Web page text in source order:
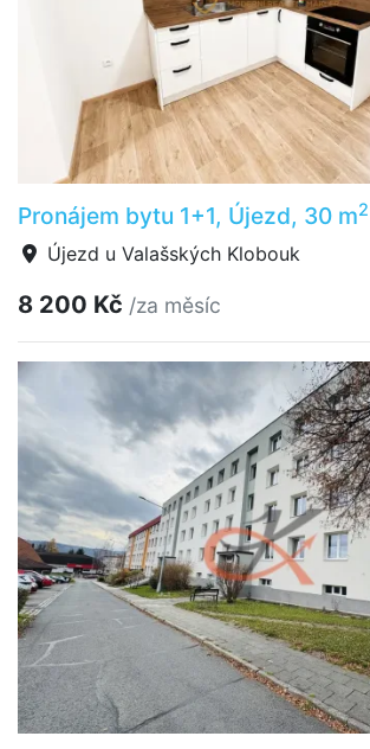
Pronájem bytu 1+1, Újezd, 30 m2
Újezd u Valašských Klobouk
8 200 Kč /za měsíc